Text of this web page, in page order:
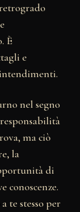
È
e
nel segno
ma ciò
la
di
conoscenze.
te stesso per